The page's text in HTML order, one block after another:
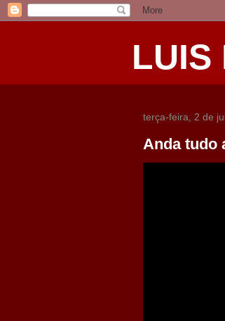
LUIS
terça-feira, 2 de
Anda tudo